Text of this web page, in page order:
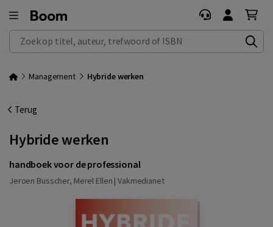
Zoek op titel, auteur, trefwoord of ISBN
Management Hybride werken
Terug
Hybride werken
handboek voor de professional
Jeroen Busscher, Merel Ellen |Vakmedianet